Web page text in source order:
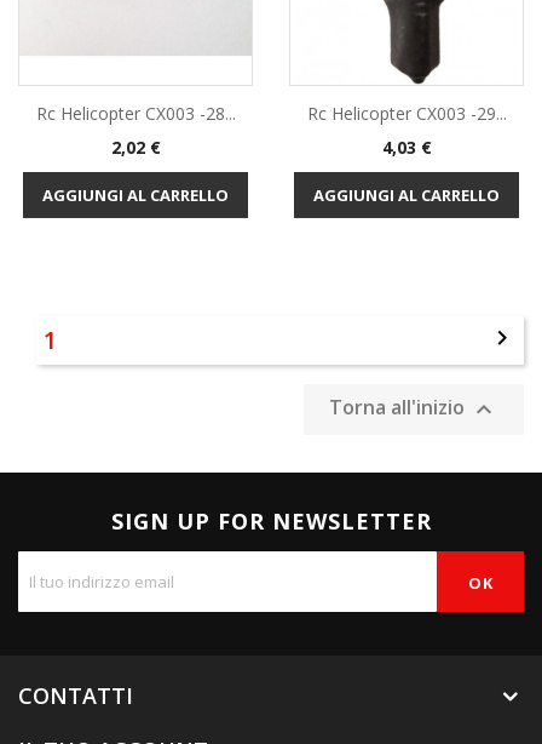
Rc Helicopter CX003 -28...
Prezzo
2,02 €
AGGIUNGI AL CARRELLO
Rc Helicopter CX003 -29...
Prezzo
4,03 €
AGGIUNGI AL CARRELLO
1 
Torna all'inizio 
SIGN UP FOR NEWSLETTER
CONTATTI